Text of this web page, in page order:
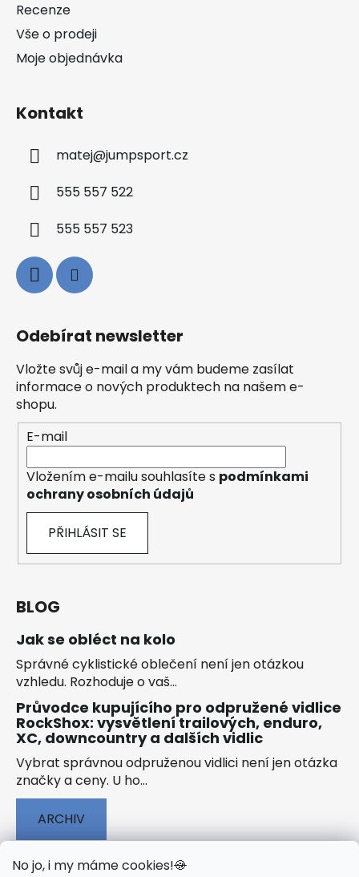
No jo, i my máme cookies!🍪
Recenze
Vše o prodeji
Moje objednávka
Kontakt
matej@jumpsport.cz
555 557 522
555 557 523
Odebírat newsletter
Vložte svůj e-mail a my vám budeme zasílat
informace o nových produktech na našem e-
shopu.
E-mail
Vložením e-mailu souhlasíte s podmínkami
ochrany osobních údajů
PŘIHLÁSIT SE
BLOG
Jak se obléct na kolo
Správné cyklistické oblečení není jen otázkou
vzhledu. Rozhoduje o vaš...
Průvodce kupujícího pro odpružené vidlice
RockShox: vysvětlení trailových, enduro,
XC, downcountry a dalších vidlic
Vybrat správnou odpruženou vidlici není jen otázka
značky a ceny. U ho...
ARCHIV